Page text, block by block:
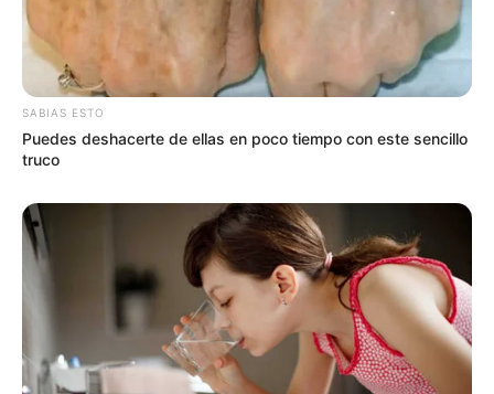
Roldán pintará sus 160 años:
crearán un mural en vivo en el
Paseo de la Estación